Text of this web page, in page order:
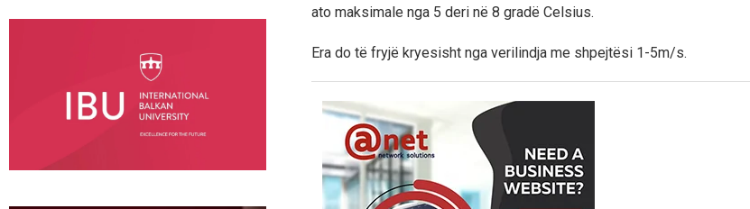
ato maksimale nga 5 deri në 8 gradë Celsius.
Era do të fryjë kryesisht nga verilindja me shpejtësi 1-5m/s.